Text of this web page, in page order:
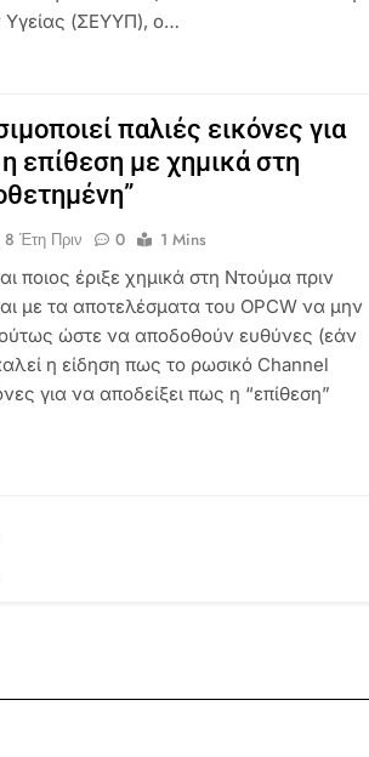
Υγείας (ΣΕΥΥΠ), ο…
παλιές εικόνες για
επίθεση με χημικά στη
8 Έτη Πριν 0
1 Mins
ποιος έριξε χημικά στη Ντούμα πριν
με τα αποτελέσματα του OPCW να μην
ώστε να αποδοθούν ευθύνες (εάν
η είδηση πως το ρωσικό Channel
για να αποδείξει πως η “επίθεση”